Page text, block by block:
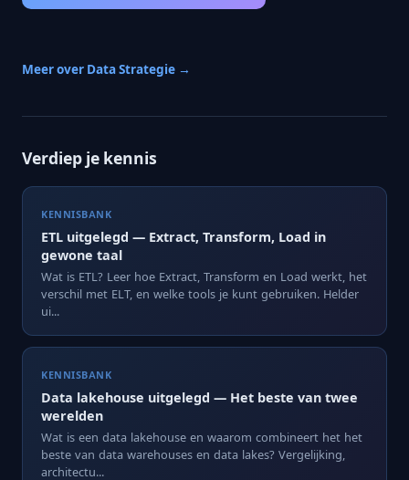
Meer over Data Strategie →
Verdiep je kennis
KENNISBANK
ETL uitgelegd — Extract, Transform, Load in
gewone taal
Wat is ETL? Leer hoe Extract, Transform en Load werkt, het
verschil met ELT, en welke tools je kunt gebruiken. Helder
ui...
KENNISBANK
Data lakehouse uitgelegd — Het beste van twee
werelden
Wat is een data lakehouse en waarom combineert het het
beste van data warehouses en data lakes? Vergelijking,
architectu...